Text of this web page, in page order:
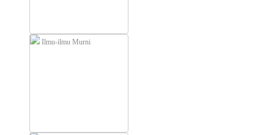
Ilmu-ilmu Murni